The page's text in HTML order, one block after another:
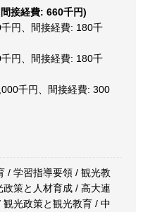
接経費: 660千円)
円、間接経費: 180千
円、間接経費: 180千
千円、間接経費: 300
/ 学習指導要領 / 観光教
策と人材育成 / 高大連
光政策と観光教育 / 中